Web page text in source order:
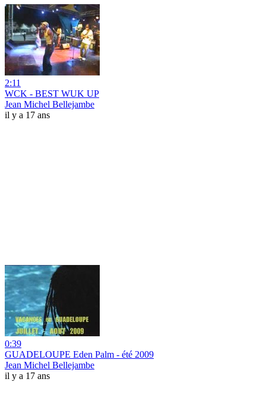
2:11
WCK - BEST WUK UP
Jean Michel Bellejambe
il y a 17 ans
0:39
GUADELOUPE Eden Palm - été 2009
Jean Michel Bellejambe
il y a 17 ans